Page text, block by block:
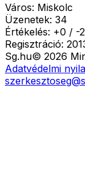
Város: Miskolc
Üzenetek: 34
Értékelés: +0 / -2
Regisztráció:
Sg.hu© 2026
Adatvédelmi